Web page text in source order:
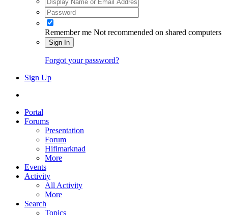
Remember me Not recommended on shared computers
Sign In
Forgot your password?
Sign Up
Portal
Forums
Presentation
Forum
Hifimarknad
More
Events
Activity
All Activity
More
Search
Topics